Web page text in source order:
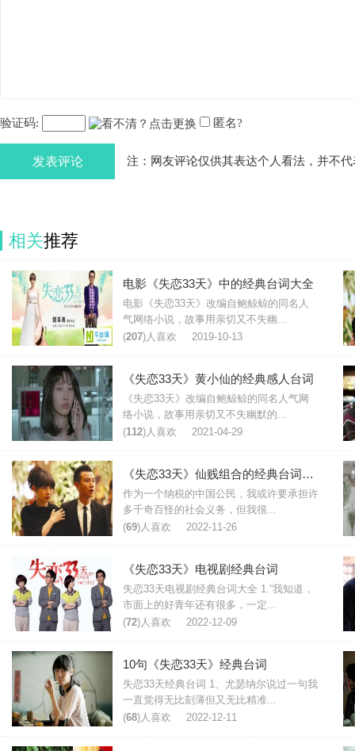
验证码: 匿名?
发表评论 注：网友评论仅供其表达个人看法，并不
相关推荐
电影《失恋33天》中的经典台词大全
电影《失恋33天》改编自鲍鲸鲸的同名人
气网络小说，故事用亲切又不失幽...
(207)人喜欢 2019-10-13
《失恋33天》黄小仙的经典感人台词
《失恋33天》改编自鲍鲸鲸的同名人气网
络小说，故事用亲切又不失幽默的...
(112)人喜欢 2021-04-29
《失恋33天》仙贱组合的经典台词对白
作为一个纳税的中国公民，我或许要承担许
多千奇百怪的社会义务，但我很...
(69)人喜欢 2022-11-26
《失恋33天》电视剧经典台词
失恋33天电视剧经典台词大全 1.“我知道，
市面上的好青年还有很多，一定...
(72)人喜欢 2022-12-09
10句《失恋33天》经典台词
失恋33天经典台词 1、尤瑟纳尔说过一句我
一直觉得无比刻薄但又无比精准...
(68)人喜欢 2022-12-11